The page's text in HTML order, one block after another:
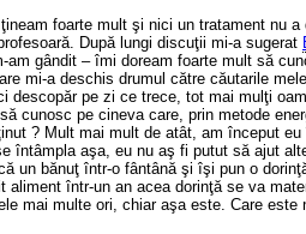
foarte mult şi nici un tratament nu
După lungi discuţii mi-a sugerat
gândit – îmi doream foarte mult să
mi-a deschis drumul către căutarile
descopăr pe zi ce trece, tot mai mulţi
cunosc pe cineva care, prin metode
? Mult mai mult de atât, am început
aşa, eu nu aş fi putut să ajut
un bănuţ într-o fântână şi îşi pun o
într-un an acea dorinţă se va
mai multe ori, chiar aşa este. Care este